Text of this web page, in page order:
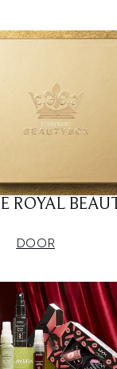
ROYAL
DOOR